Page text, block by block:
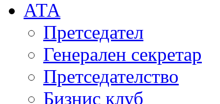
АТА
Претседател
Генерален секретар
Претседателство
Бизнис клуб